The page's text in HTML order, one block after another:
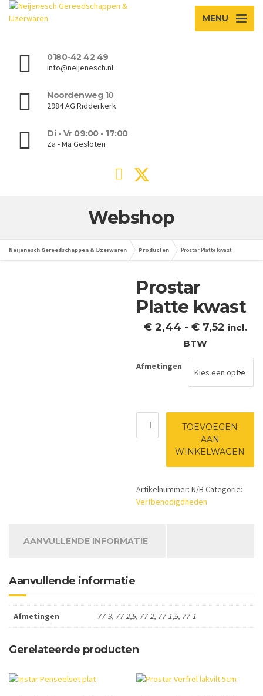
MENU
0180-42 42 49
info@neijenesch.nl
Noordenweg 10
2984 AG Ridderkerk
Di - Vr 09:00 - 17:00
Za - Ma Gesloten
Webshop
Neijenesch Gereedschappen & IJzerwaren Producten Prostar Platte kwast
Prostar
Platte kwast
€2,44 - €7,52
tot
€ 7,52
incl.
BTW
Afmetingen
Platte
TOEVOEGEN
AAN
WINKELWAGEN
Artikelnummer:N/B Categorie:
Verfbenodigdheden
AANVULLENDE INFORMATIE
Aanvullende informatie
Afmetingen 77-3, 77-2,5, 77-2, 77-1,5, 77-1
Gerelateerde producten